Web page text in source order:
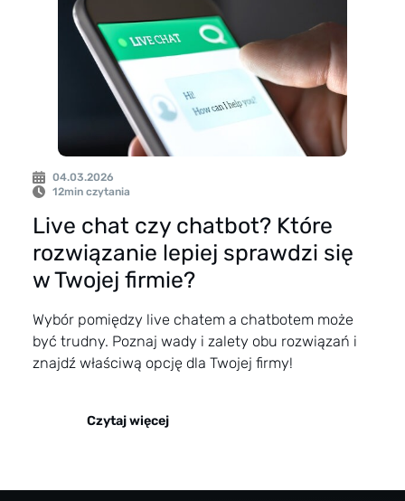
04.03.2026
12min czytania
Live chat czy chatbot? Które
rozwiązanie lepiej sprawdzi się
w Twojej firmie?
Wybór pomiędzy live chatem a chatbotem może
być trudny. Poznaj wady i zalety obu rozwiązań i
znajdź właściwą opcję dla Twojej firmy!
Czytaj więcej